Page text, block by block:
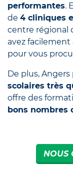
performantes.
de 4 cliniques
centre régional
avez facilement
pour vous
De plus, Angers
scolaires très
offre des
bons nombres
NOUS